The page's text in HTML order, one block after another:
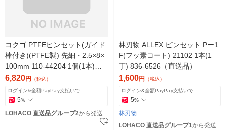
コクゴ PTFEピンセット(ガイド
棒付き)(PTFE製) 先細・2.5×8×
100mm 110-44204 1個(1本)
（直送品）
6,820円 （税込）
ログイン&全額PayPay支払いで
5%
LOHACO 直送品グループ2から発送
林刃物 ALLEX ピンセット Pー1
F(フッ素コート) 21102 1本(1
丁) 836-6526（直送品）
1,600円 （税込）
ログイン&全額PayPay支払いで
5%
林刃物
LOHACO 直送品グループ1から発送